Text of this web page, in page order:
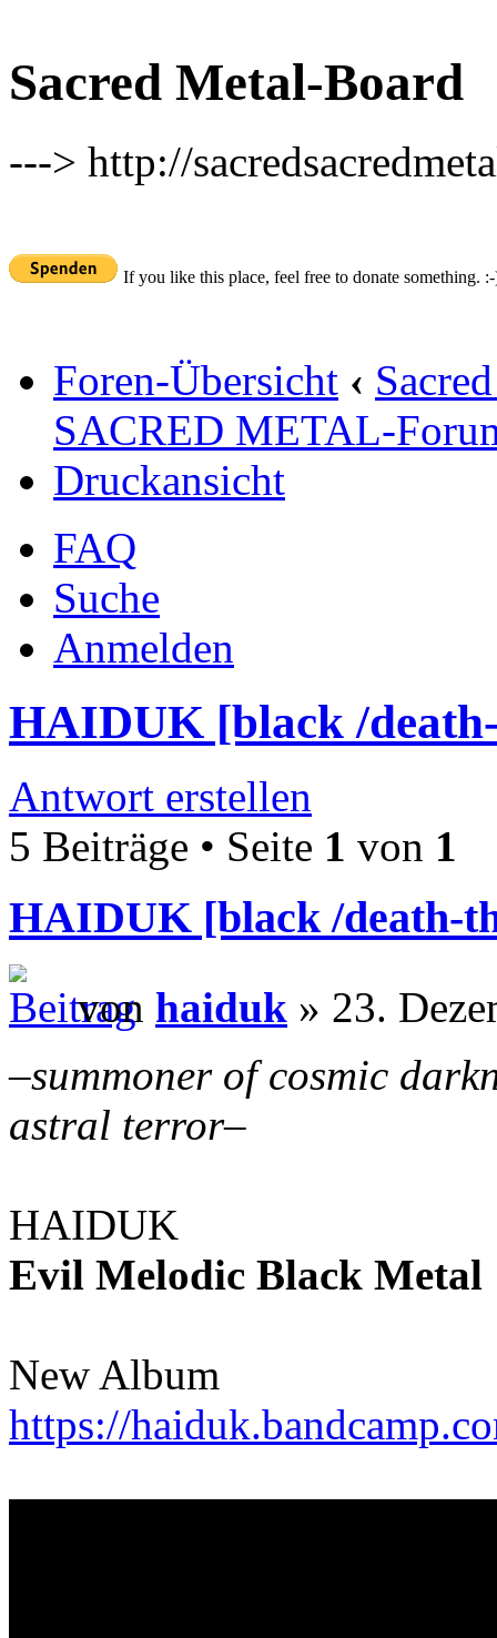
Sacred Metal-Board
---> http://
If you like this place, feel free to donate something.
Foren-Übersicht ‹
SACRED METAL-
Druckansicht
FAQ
Suche
Anmelden
HAIDUK [black /
Antwort erstellen
5 Beiträge • Seite 1 von 1
HAIDUK [black /death-
von haiduk » 23.
–summoner of cosmic
astral terror–
HAIDUK
Evil Melodic Black Metal
New Album
https://